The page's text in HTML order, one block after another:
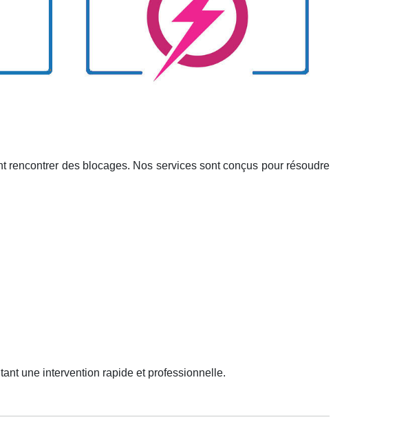
rencontrer des blocages. Nos services sont conçus pour résoudre
une intervention rapide et professionnelle.